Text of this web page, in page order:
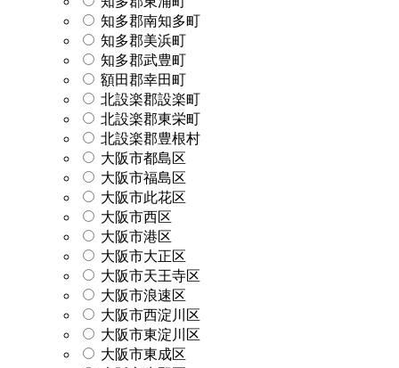
知多郡南知多町
知多郡美浜町
知多郡武豊町
額田郡幸田町
北設楽郡設楽町
北設楽郡東栄町
北設楽郡豊根村
大阪市都島区
大阪市福島区
大阪市此花区
大阪市西区
大阪市港区
大阪市大正区
大阪市天王寺区
大阪市浪速区
大阪市西淀川区
大阪市東淀川区
大阪市東成区